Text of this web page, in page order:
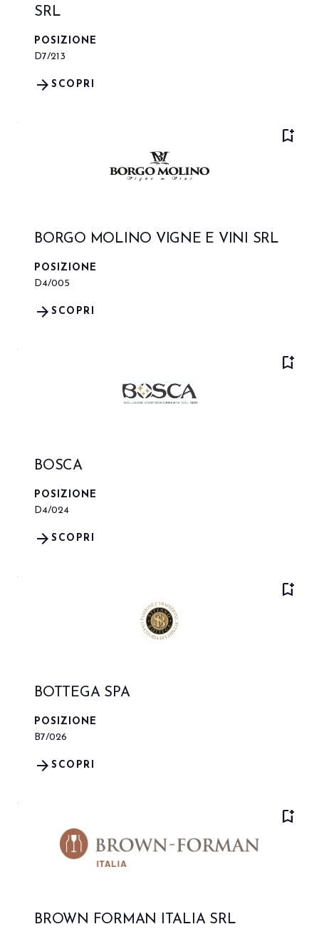
SRL
POSIZIONE
D7/213
SCOPRI
arrow_forward
bookmark_add
BORGO MOLINO VIGNE E VINI SRL
POSIZIONE
D4/005
SCOPRI
arrow_forward
bookmark_add
BOSCA
POSIZIONE
D4/024
SCOPRI
arrow_forward
bookmark_add
BOTTEGA SPA
POSIZIONE
B7/026
SCOPRI
arrow_forward
bookmark_add
BROWN FORMAN ITALIA SRL